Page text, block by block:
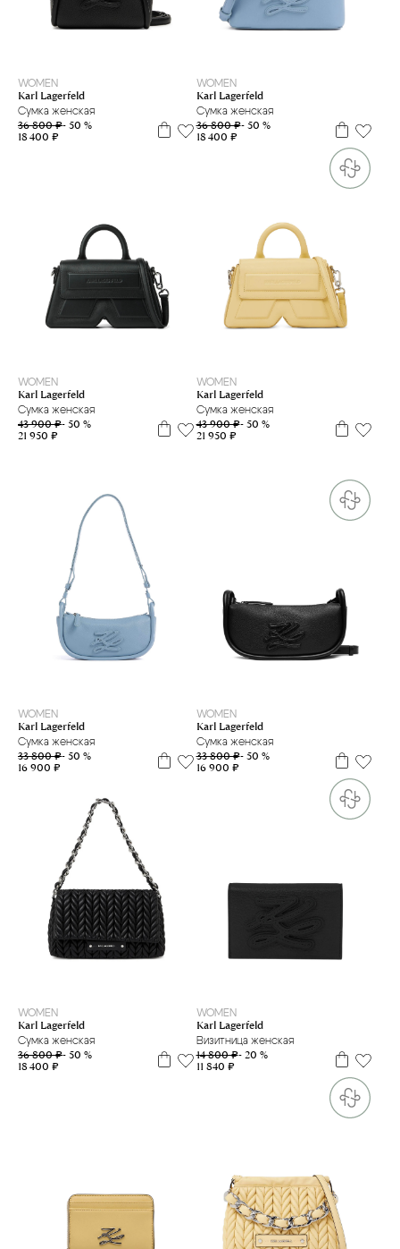
WOMEN
Karl Lagerfeld
Сумка женская
36 800 ₽- 50 %
18 400 ₽
WOMEN
Karl Lagerfeld
Сумка женская
36 800 ₽- 50 %
18 400 ₽
WOMEN
Karl Lagerfeld
Сумка женская
43 900 ₽- 50 %
21 950 ₽
WOMEN
Karl Lagerfeld
Сумка женская
43 900 ₽- 50 %
21 950 ₽
WOMEN
Karl Lagerfeld
Сумка женская
33 800 ₽- 50 %
16 900 ₽
WOMEN
Karl Lagerfeld
Сумка женская
33 800 ₽- 50 %
16 900 ₽
WOMEN
Karl Lagerfeld
Сумка женская
36 800 ₽- 50 %
18 400 ₽
WOMEN
Karl Lagerfeld
Визитница женская
14 800 ₽- 20 %
11 840 ₽